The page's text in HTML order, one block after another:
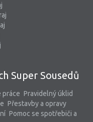
Super Sousedů
práce Pravidelný úklid
Přestavby a opravy
Pomoc se spotřebiči a